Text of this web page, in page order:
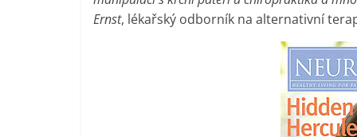
Ernst, lékařský odborník na alternativní